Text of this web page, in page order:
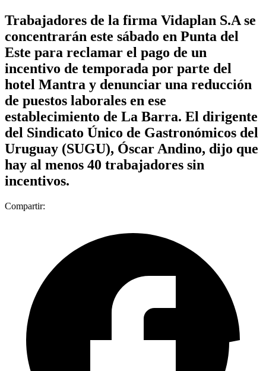
Trabajadores de la firma Vidaplan S.A se
concentrarán este sábado en Punta del
Este para reclamar el pago de un
incentivo de temporada por parte del
hotel Mantra y denunciar una reducción
de puestos laborales en ese
establecimiento de La Barra. El dirigente
del Sindicato Único de Gastronómicos del
Uruguay (SUGU), Óscar Andino, dijo que
hay al menos 40 trabajadores sin
incentivos.
Compartir: